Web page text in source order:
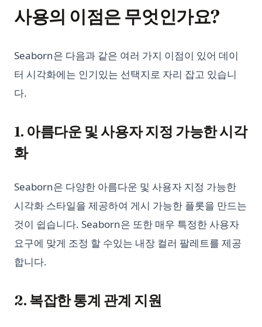
사용의 이점은 무엇인가요?
Seaborn은 다음과 같은 여러 가지 이점이 있어 데이
터 시각화에는 인기있는 선택지로 자리 잡고 있습니
다.
1. 아름다운 및 사용자 지정 가능한 시각
화
Seaborn은 다양한 아름다운 및 사용자 지정 가능한
시각화 스타일을 제공하여 게시 가능한 플롯을 만드는
것이 쉽습니다. Seaborn은 또한 매우 특정한 사용자
요구에 맞게 조정 할 수있는 내장 컬러 팔레트를 제공
합니다.
2. 복잡한 통계 관계 지원